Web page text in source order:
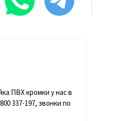
ПВХ кромки у нас в
337-197, звонки по